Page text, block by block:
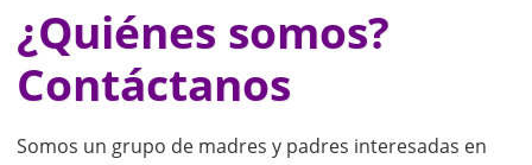
¿Quiénes somos?
Contáctanos
Somos un grupo de madres y padres interesadas en